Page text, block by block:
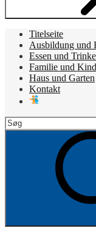
Titelseite
Ausbildung und
Essen und
Familie und
Haus und Garten
Kontakt
Search
for: